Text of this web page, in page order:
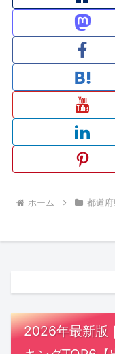
ホーム 都道
2026年最新版